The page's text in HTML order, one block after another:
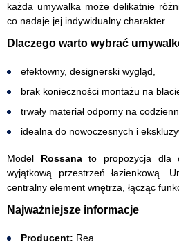
każda umywalka może delikatnie
co nadaje jej indywidualny charakter.
Dlaczego warto wybrać
efektowny, designerski wygląd,
brak konieczności montażu na
trwały materiał odporny na
idealna do nowoczesnych i
Model Rossanato propozycja dla
wyjątkową przestrzeń łazienkową.
centralny element wnętrza, łącząc
Najważniejsze informacje
Producent: Rea